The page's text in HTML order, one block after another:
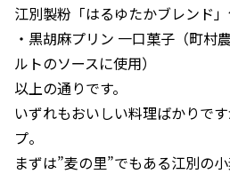
江別製粉「はるゆたかブレンド」
・黒胡麻プリン 一口菓子（町村
ルトのソースに使用）
以上の通りです。
いずれもおいしい料理ばかりで
プ。
まずは”麦の里”でもある江別の